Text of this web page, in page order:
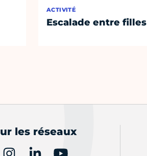
ACTIVITÉ
Escalade entre filles
les réseaux